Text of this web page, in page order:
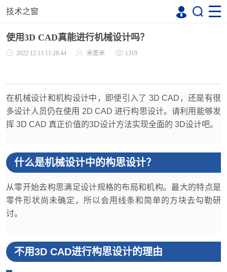
技术之窗
使用3D CAD真能进行机械设计吗？
2022.12.13 11:28:44 米思米 1319
在机械设计和机构设计中，即使引入了 3D CAD，还是有很
多设计人员仍在使用 2D CAD 进行构思设计。请利用能够发
挥 3D CAD 真正价值的3D设计方法实现全面的 3D设计吧。
什么是机械设计中的构思设计？
从零开始去构思满足设计规格的布局和机构。最大的特点是
零件形状尚未确定，所以会用线条和简单的方块去勾勒研
讨。
不用3D CAD进行构思设计的理由